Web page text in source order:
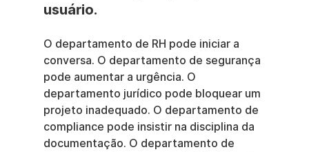
usuário.
O departamento de RH pode iniciar a
conversa. O departamento de segurança
pode aumentar a urgência. O
departamento jurídico pode bloquear um
projeto inadequado. O departamento de
compliance pode insistir na disciplina da
documentação. O departamento de